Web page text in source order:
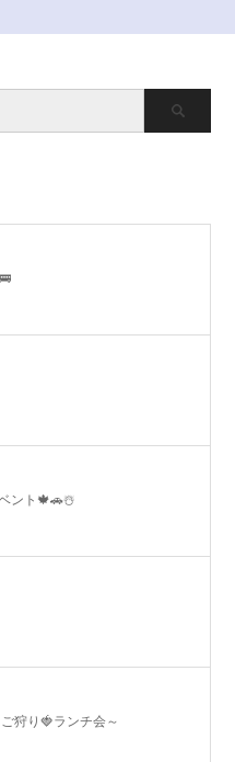
ント🍁🚗☃️
狩り🍓ランチ会～